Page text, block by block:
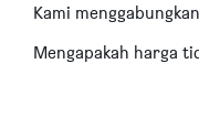
Hotel di Putrajaya
Hotel di Shah Alam
Kami
Mengapakah harga